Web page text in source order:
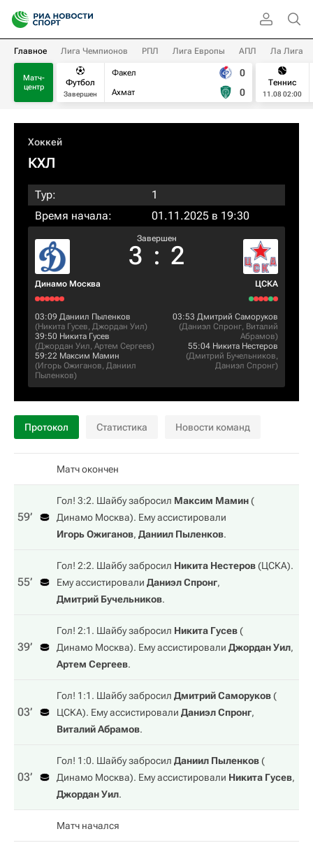
Главное Лига Чемпионов РПЛ Лига Европы АПЛ Ла Лига
Матч-
центр
Футбол
Завершен
Факел
Ахмат
0
0
Теннис
11.08 02:00
Хоккей
КХЛ
Тур:
1
Время начала:
01.11.2025 в 19:30
Динамо Москва
Завершен
3 : 2
ЦСКА
03:09 Даниил Пыленков
(Никита Гусев, Джордан Уил)
39:50 Никита Гусев
(Джордан Уил, Артем Сергеев)
59:22 Максим Мамин
(Игорь Ожиганов, Даниил
Пыленков)
03:53 Дмитрий Саморуков
(Даниэл Спронг, Виталий
Абрамов)
55:04 Никита Нестеров
(Дмитрий Бучельников,
Даниэл Спронг)
Протокол Статистика Новости команд
Матч окончен
59‎’‎
Гол! 3:2. Шайбу забросил Максим Мамин(
Динамо Москва). Ему ассистировали
Игорь Ожиганов, Даниил Пыленков.
55‎’‎
Гол! 2:2. Шайбу забросил Никита Нестеров(ЦСКА).
Ему ассистировали Даниэл Спронг,
Дмитрий Бучельников.
39‎’‎
Гол! 2:1. Шайбу забросил Никита Гусев(
Динамо Москва). Ему ассистировали Джордан Уил,
Артем Сергеев.
03‎’‎
Гол! 1:1. Шайбу забросил Дмитрий Саморуков(
ЦСКА). Ему ассистировали Даниэл Спронг,
Виталий Абрамов.
03‎’‎
Гол! 1:0. Шайбу забросил Даниил Пыленков(
Динамо Москва). Ему ассистировали Никита Гусев,
Джордан Уил.
Матч начался